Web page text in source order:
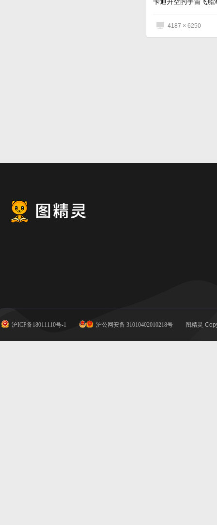
卡通升空的宇宙飞船
4187 × 6250
沪ICP备18011110号-1 沪公网安备 31010402010218号 图精灵-